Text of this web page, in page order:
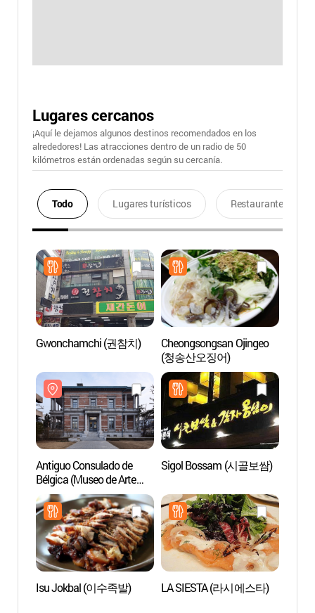
Lugares cercanos
¡Aquí le dejamos algunos destinos recomendados en los
alrededores! Las atracciones dentro de un radio de 50
kilómetros están ordenadas según su cercanía.
Todo Lugares turísticos Restaurantes
Gwonchamchi (권참치)
Cheongsongsan Ojingeo
(청송산오징어)
Antiguo Consulado de
Bélgica (Museo de Arte
Nam Seoul [SeMA]) (서울
구 벨기에영사관(현,
서울시립미술관
남서울생활미술관))
Sigol Bossam (시골보쌈)
Isu Jokbal (이수족발) LA SIESTA (라시에스타)